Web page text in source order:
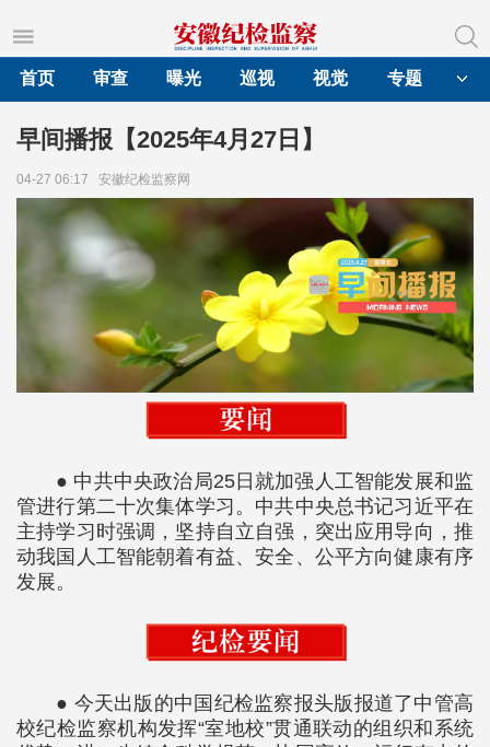
首页
审查 曝光 巡视 视觉 专题
早间播报【2025年4月27日】
04-27 06:17 安徽纪检监察网
● 中共中央政治局25日就加强人工智能发展和监
管进行第二十次集体学习。中共中央总书记习近平在
主持学习时强调，坚持自立自强，突出应用导向，推
动我国人工智能朝着有益、安全、公平方向健康有序
发展。
● 今天出版的中国纪检监察报头版报道了中管高
校纪检监察机构发挥“室地校”贯通联动的组织和系统